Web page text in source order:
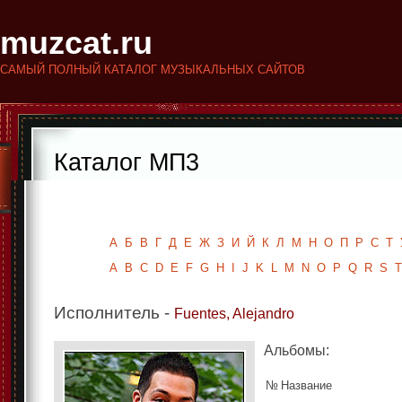
muzcat.ru
САМЫЙ ПОЛНЫЙ КАТАЛОГ МУЗЫКАЛЬНЫХ САЙТОВ
Каталог МП3
А Б В Г Д Е Ж З И Й К Л М Н О П Р С Т
A
B C D E F G H J K L M N O P Q R S T
Исполнитель - Fuentes, Alejandro
Альбомы:
№ Название